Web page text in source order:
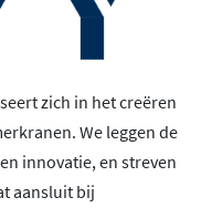
zich in het creëren
We leggen de
innovatie, en streven
aansluit bij